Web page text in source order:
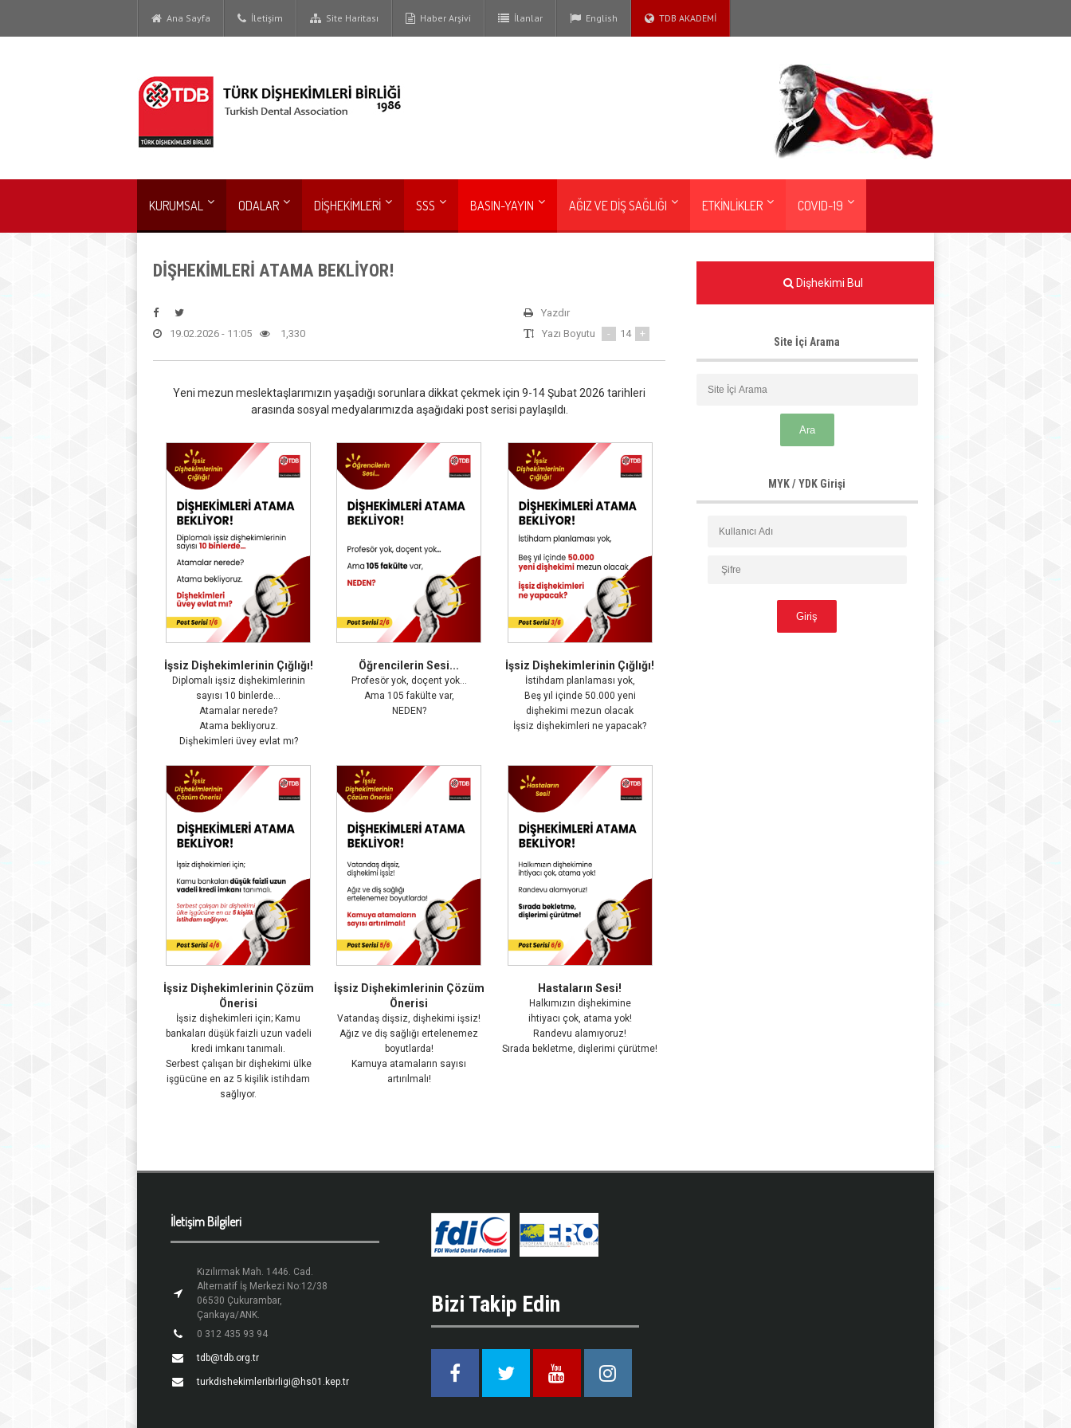
Ana Sayfa İletişim Site Haritası Haber Arşivi İlanlar English TDB AKADEMİ
KURUMSAL ODALAR DİŞHEKİMLERİ SSS BASIN-YAYIN AĞIZ VE DİŞ SAĞLIĞI ETKİNLİKLER COVID-19
DİŞHEKİMLERİ ATAMA BEKLİYOR!
Yazdır
Yazı Boyutu
- 14 +
19.02.2026 - 11:05 1,330
Yeni mezun meslektaşlarımızın yaşadığı sorunlara dikkat çekmek için 9-14 Şubat 2026 tarihleri
arasında sosyal medyalarımızda aşağıdaki post serisi paylaşıldı.
İşsiz Dişhekimlerinin Çığlığı!
Diplomalı işsiz dişhekimlerinin
sayısı 10 binlerde…
Atamalar nerede?
Atama bekliyoruz.
Dişhekimleri üvey evlat mı?
Öğrencilerin Sesi...
Profesör yok, doçent yok…
Ama 105 fakülte var,
NEDEN?
İşsiz Dişhekimlerinin Çığlığı!
İstihdam planlaması yok,
Beş yıl içinde 50.000 yeni
dişhekimi mezun olacak
İşsiz dişhekimleri ne yapacak?
İşsiz Dişhekimlerinin Çözüm
Önerisi
İşsiz dişhekimleri için; Kamu
bankaları düşük faizli uzun vadeli
kredi imkanı tanımalı.
Serbest çalışan bir dişhekimi ülke
işgücüne en az 5 kişilik istihdam
sağlıyor.
İşsiz Dişhekimlerinin Çözüm
Önerisi
Vatandaş dişsiz, dişhekimi işsiz!
Ağız ve diş sağlığı ertelenemez
boyutlarda!
Kamuya atamaların sayısı
artırılmalı!
Hastaların Sesi!
Halkımızın dişhekimine
ihtiyacı çok, atama yok!
Randevu alamıyoruz!
Sırada bekletme, dişlerimi çürütme!
Dişhekimi Bul
Site İçi Arama
MYK / YDK Girişi
İletişim Bilgileri
Kızılırmak Mah. 1446. Cad.
Alternatif İş Merkezi No:12/38
06530 Çukurambar,
Çankaya/ANK.
0 312 435 93 94
tdb@tdb.org.tr
turkdishekimleribirligi@hs01.kep.tr
Bizi Takip Edin
Facebook Twitter Youtube Instagram